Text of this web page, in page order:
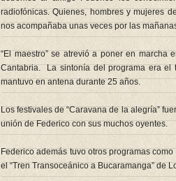
radiofónicas. Quienes, hombres y mujeres
nos acompañaba unas veces por las
“El maestro” se atrevió a poner en marcha
Cantabria. La sintonía del programa era el
mantuvo en antena durante 25 años.
Los festivales de “Caravana de la alegría”
unión de Federico con sus muchos oyentes.
Federico además tuvo otros programas
el “Tren Transoceánico a Bucaramanga” de